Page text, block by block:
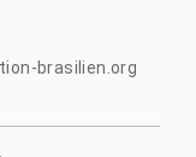
brasilien.org